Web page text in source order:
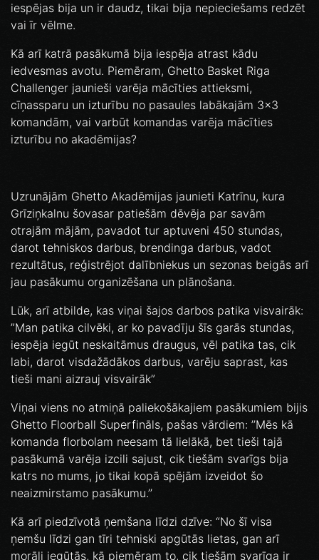
iespējas bija un ir daudz, tikai bija nepieciešams redzēt
vai īr vēlme.
Kā arī katrā pasākumā bija iespēja atrast kādu
iedvesmas avotu. Piemēram, Ghetto Basket Riga
Challenger jaunieši varēja mācīties attieksmi,
cīņassparu un izturību no pasaules labākajām 3x3
komandām, vai varbūt komandas varēja mācīties
izturību no akadēmijas?
Uzrunājām Ghetto Akadēmijas jaunieti Katrīnu, kura
Grīziņkalnu šovasar patiešām dēvēja par savām
otrajām mājām, pavadot tur aptuveni 450 stundas,
darot tehniskos darbus, brendinga darbus, vadot
rezultātus, reģistrējot dalībniekus un sezonas beigās arī
jau pasākumu organizēšana un plānošana.
Lūk, arī atbilde, kas viņai šajos darbos patika visvairāk:
”Man patika cilvēki, ar ko pavadīju šīs garās stundas,
iespēja iegūt neskaitāmus draugus, vēl patika tas, cik
labi, darot visdažādākos darbus, varēju saprast, kas
tieši mani aizrauj visvairāk”
Viņai viens no atmiņā paliekošākajiem pasākumiem bijis
Ghetto Floorball Superfināls, pašas vārdiem: ’’Mēs kā
komanda florbolam neesam tā lielākā, bet tieši tajā
pasākumā varēja izcili sajust, cik tiešām svarīgs bija
katrs no mums, jo tikai kopā spējām izveidot šo
neaizmirstamo pasākumu.’’
Kā arī piedzīvotā ņemšana līdzi dzīve: “No šī visa
ņemšu līdzi gan tīri tehniski apgūtās lietas, gan arī
morāli iegūtās, kā piemēram to, cik tiešām svarīga ir